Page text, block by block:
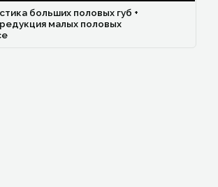
больших половых губ +
малых половых